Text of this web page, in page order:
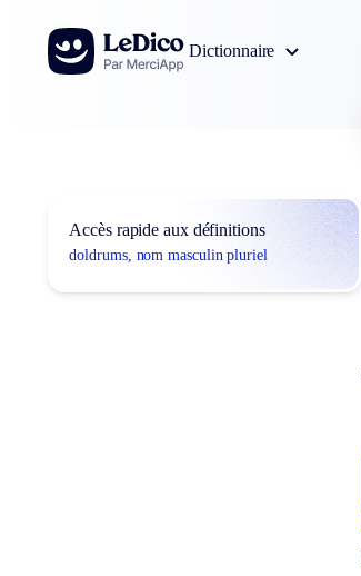
Aller au contenu
Dictionnaire
Accès rapide aux définitions
doldrums, nom masculin pluriel